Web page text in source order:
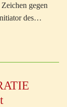
gegen
des…